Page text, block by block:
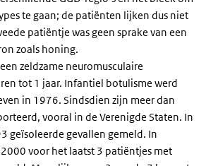
te gaan; de patiënten lijken dus niet
patiëntje was geen sprake van een
zoals honing.
zeldzame neuromusculaire
tot 1 jaar. Infantiel botulisme werd
in 1976. Sindsdien zijn meer dan
vooral in de Verenigde Staten. In
geïsoleerde gevallen gemeld. In
voor het laatst 3 patiëntjes met